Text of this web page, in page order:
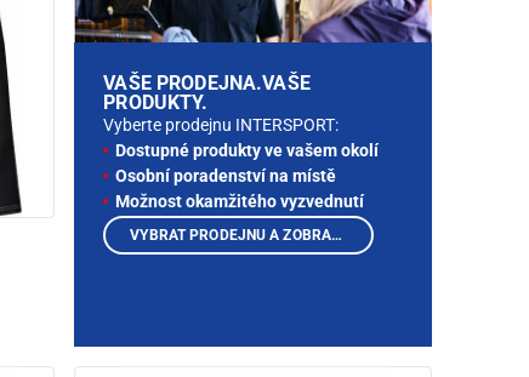
VAŠE PRODEJNA.VAŠE
PRODUKTY.
Vyberte prodejnu INTERSPORT:
Dostupné produkty ve vašem okolí
Osobní poradenství na místě
Možnost okamžitého vyzvednutí
VYBRAT PRODEJNU A ZOBRAZIT PRODUKTY